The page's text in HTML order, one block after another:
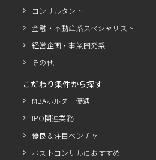
コンサルタント
金融・不動産系スペシャリスト
経営企画・事業開発系
その他
こだわり条件から探す
MBAホルダー優遇
IPO関連業務
優良＆注目ベンチャー
ポストコンサルにおすすめ